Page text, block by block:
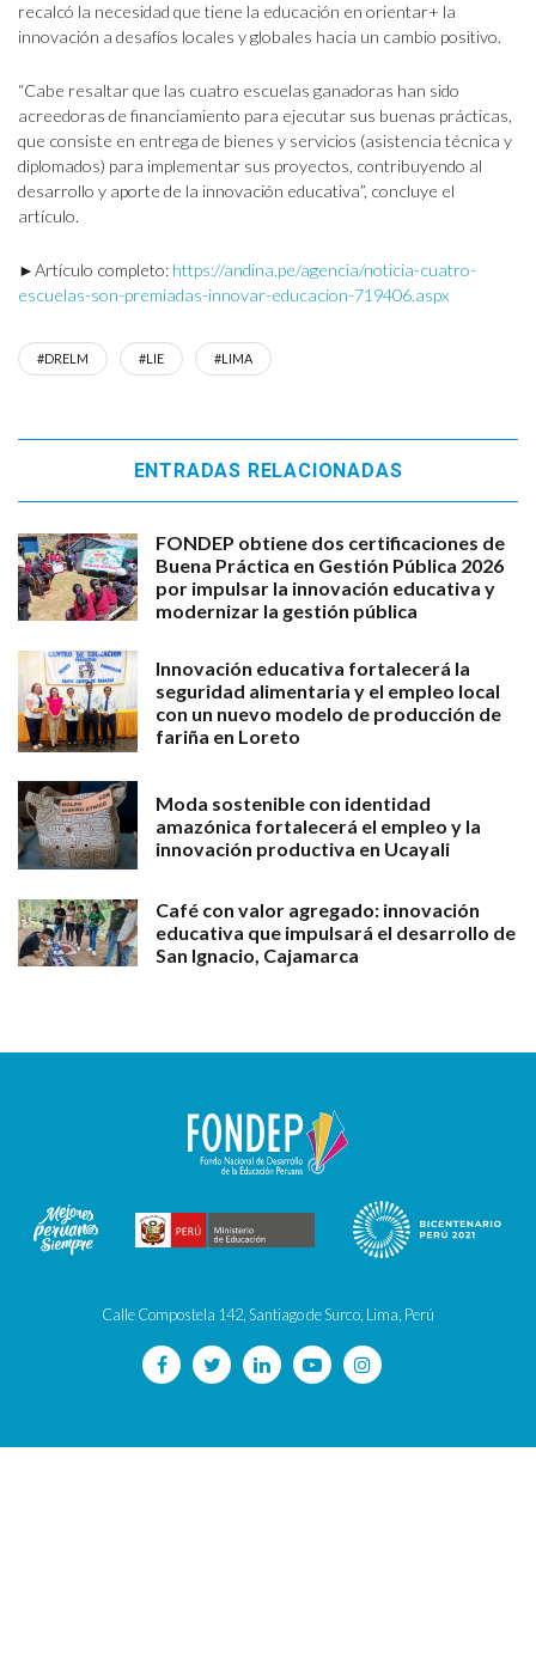
recalcó la necesidad que tiene la educación en orientar+ la
innovación a desafíos locales y globales hacia un cambio positivo.
“Cabe resaltar que las cuatro escuelas ganadoras han sido
acreedoras de financiamiento para ejecutar sus buenas prácticas,
que consiste en entrega de bienes y servicios (asistencia técnica y
diplomados) para implementar sus proyectos, contribuyendo al
desarrollo y aporte de la innovación educativa”, concluye el
artículo.
►Artículo completo: https://andina.pe/agencia/noticia-cuatro-
escuelas-son-premiadas-innovar-educacion-719406.aspx
#DRELM #LIE #LIMA
ENTRADAS RELACIONADAS
FONDEP obtiene dos certificaciones de
Buena Práctica en Gestión Pública 2026
por impulsar la innovación educativa y
modernizar la gestión pública
Innovación educativa fortalecerá la
seguridad alimentaria y el empleo local
con un nuevo modelo de producción de
fariña en Loreto
Moda sostenible con identidad
amazónica fortalecerá el empleo y la
innovación productiva en Ucayali
Café con valor agregado: innovación
educativa que impulsará el desarrollo de
San Ignacio, Cajamarca
Calle Compostela 142, Santiago de Surco, Lima, Perú